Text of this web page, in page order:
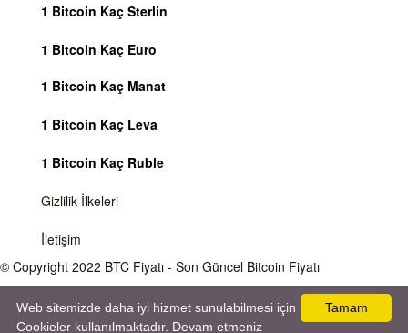
1 Bitcoin Kaç Sterlin
1 Bitcoin Kaç Euro
1 Bitcoin Kaç Manat
1 Bitcoin Kaç Leva
1 Bitcoin Kaç Ruble
Gizlilik İlkeleri
İletişim
© Copyright 2022 BTC Fiyatı - Son Güncel Bitcoin Fiyatı
Bitcoin fiyatı sürekli olarak değişmektedir, 7 gün 24 saat kripto para piyasaları
aktiftir. Sitemiz sadece bilgilendirme amacı gütmektedir, herhangi bir kripto paraya
Tamam
Web sitemizde daha iyi hizmet sunulabilmesi için
Cookieler kullanılmaktadır. Devam etmeniz